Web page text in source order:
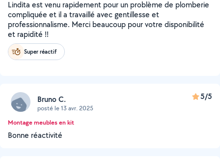
Lindita est venu rapidement pour un problème de plomberie
compliquée et il a travaillé avec gentillesse et
professionnalisme. Merci beaucoup pour votre disponibilité
et rapidité !!
Super réactif
Bruno C.
posté le 13 avr. 2025
5/5
Montage meubles en kit
Bonne réactivité